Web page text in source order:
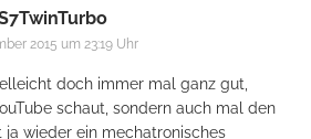
2015 um 23:19 Uhr
doch immer mal ganz gut,
schaut, sondern auch mal den
ja wieder ein mechatronisches